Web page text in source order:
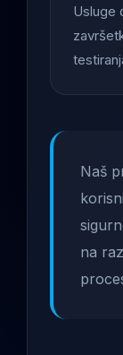
Usluge
Naš
na